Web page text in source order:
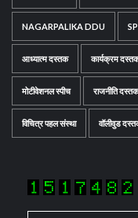
NAGARPALIKA DDU
आध्यात्म दस्तक कार्यक्रम
मोटीवेशनल स्पीच राजनीति दस्तक
विचित्र पहल संस्था वॉलीवुड